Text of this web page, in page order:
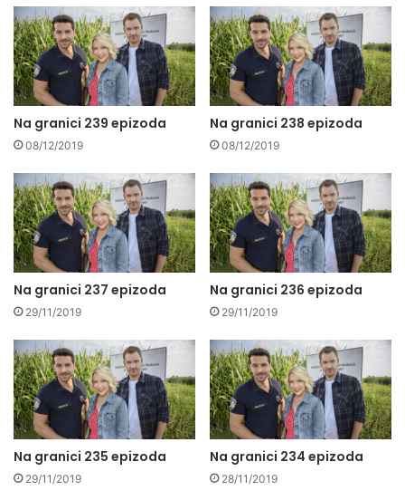
Na granici 239 epizoda
08/12/2019
Na granici 238 epizoda
08/12/2019
Na granici 237 epizoda
29/11/2019
Na granici 236 epizoda
29/11/2019
Na granici 235 epizoda
29/11/2019
Na granici 234 epizoda
28/11/2019